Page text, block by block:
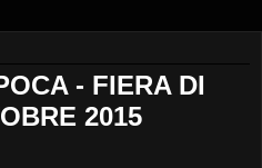
- FIERA DI
2015